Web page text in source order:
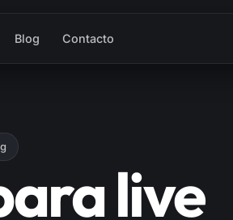
Blog Contacto
live